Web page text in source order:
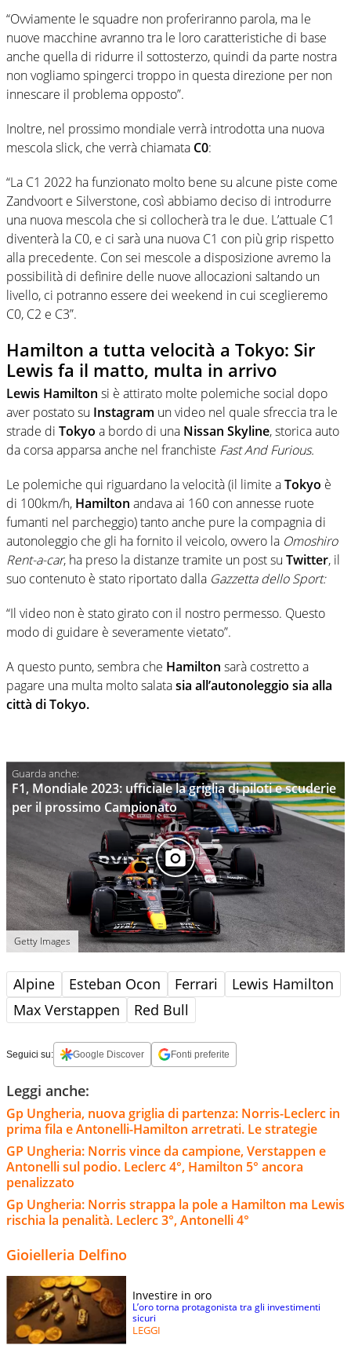
“Ovviamente le squadre non proferiranno parola, ma le
nuove macchine avranno tra le loro caratteristiche di base
anche quella di ridurre il sottosterzo, quindi da parte nostra
non vogliamo spingerci troppo in questa direzione per non
innescare il problema opposto”.
Inoltre, nel prossimo mondiale verrà introdotta una nuova
mescola slick, che verrà chiamata C0:
“La C1 2022 ha funzionato molto bene su alcune piste come
Zandvoort e Silverstone, così abbiamo deciso di introdurre
una nuova mescola che si collocherà tra le due. L’attuale C1
diventerà la C0, e ci sarà una nuova C1 con più grip rispetto
alla precedente. Con sei mescole a disposizione avremo la
possibilità di definire delle nuove allocazioni saltando un
livello, ci potranno essere dei weekend in cui sceglieremo
C0, C2 e C3”.
Hamilton a tutta velocità a Tokyo: Sir
Lewis fa il matto, multa in arrivo
Lewis Hamilton si è attirato molte polemiche social dopo
aver postato su Instagram un video nel quale sfreccia tra le
strade di Tokyo a bordo di una Nissan Skyline, storica auto
da corsa apparsa anche nel franchiste Fast And Furious.
Le polemiche qui riguardano la velocità (il limite aTokyo è
di 100km/h, Hamilton andava ai 160 con annesse ruote
fumanti nel parcheggio) tanto anche pure la compagnia di
autonoleggio che gli ha fornito il veicolo, ovvero la Omoshiro
Rent-a-car, ha preso la distanze tramite un post su Twitter, il
suo contenuto è stato riportato dalla Gazzetta dello Sport:
“Il video non è stato girato con il nostro permesso. Questo
modo di guidare è severamente vietato”.
A questo punto, sembra che Hamilton sarà costretto a
pagare una multa molto salatasia all’autonoleggio sia alla
città di Tokyo.
F1, Mondiale 2023: ufficiale la griglia di piloti e scuderie
per il prossimo Campionato
Getty Images
Alpine Esteban Ocon Ferrari
Lewis Hamilton
Max Verstappen
Red Bull
Seguici su: Google Discover Fonti preferite
Leggi anche:
Gp Ungheria, nuova griglia di partenza: Norris-Leclerc in
prima fila e Antonelli-Hamilton arretrati. Le strategie
GP Ungheria: Norris vince da campione, Verstappen e
Antonelli sul podio. Leclerc 4°, Hamilton 5° ancora
penalizzato
Gp Ungheria: Norris strappa la pole a Hamilton ma Lewis
rischia la penalità. Leclerc 3°, Antonelli 4°
Gioielleria Delfino
Investire in oro
L’oro torna protagonista tra gli investimenti
sicuri
LEGGI